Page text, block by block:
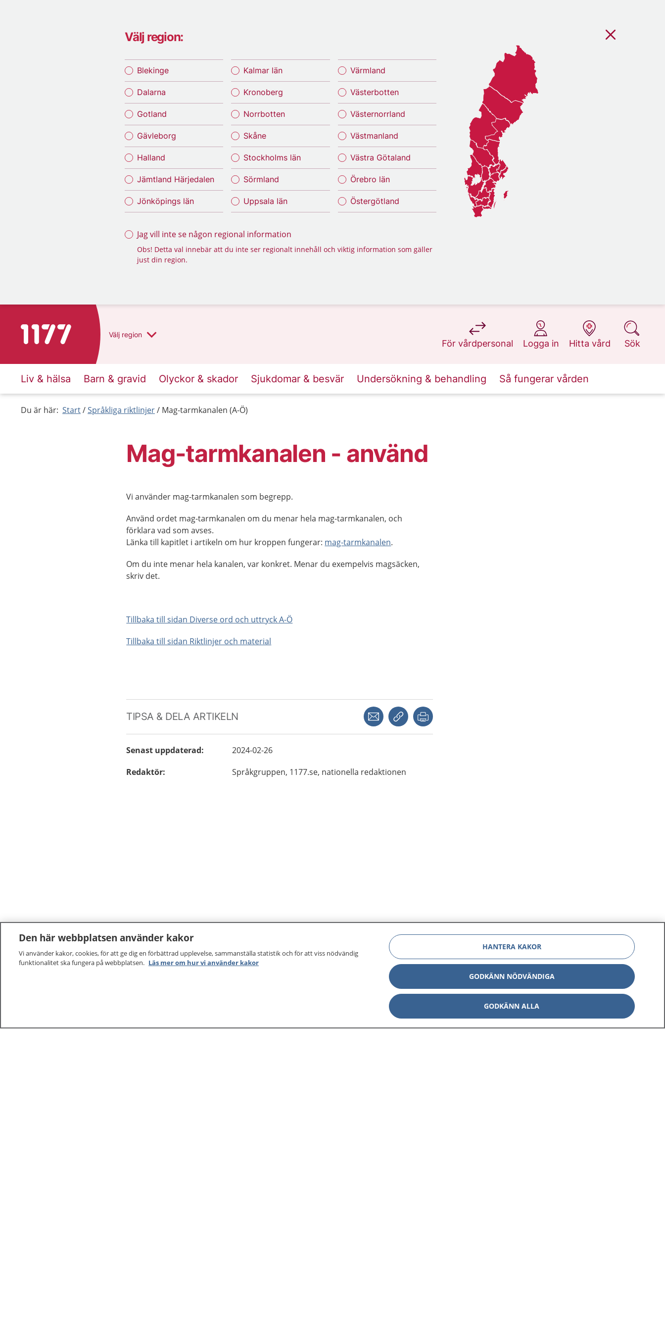
Välj region:
Blekinge
Dalarna
Gotland
Gävleborg
Halland
Jämtland Härjedalen
Jönköpings län
Kalmar län
Kronoberg
Norrbotten
Skåne
Stockholms län
Sörmland
Uppsala län
Värmland
Västerbotten
Västernorrland
Västmanland
Västra Götaland
Örebro län
Östergötland
Jag vill inte se någon regional information
Obs! Detta val innebär att du inte ser regionalt innehåll och viktig information som gäller
just din region.
Till startsidan för 1177 Välj region
För vårdpersonal
på 1177.se
Logga in
på 1177.se
Hitta vård
på 1177.se
Sök
på 1177.se
Liv & hälsa Barn & gravid Olyckor & skador Sjukdomar & besvär Undersökning & behandling Så fungerar vården
Du är här: Start Språkliga riktlinjer Mag-tarmkanalen (A-Ö)
Mag-tarmkanalen - använd
Vi använder mag-tarmkanalen som begrepp.
Använd ordet mag-tarmkanalen om du menar hela mag-tarmkanalen, och
förklara vad som avses.
Länka till kapitlet i artikeln om hur kroppen fungerar: mag-tarmkanalen.
Om du inte menar hela kanalen, var konkret. Menar du exempelvis magsäcken,
skriv det.
Tillbaka till sidan Diverse ord och uttryck A-Ö
Tillbaka till sidan Riktlinjer och material
TIPSA & DELA ARTIKELN Dela via mejlKopiera länk
Senast uppdaterad:
2024-02-26
Redaktör: Språkgruppen, 1177.se, nationella redaktionen
Den här webbplatsen använder kakor
Vi använder kakor, cookies, för att ge dig en förbättrad upplevelse, sammanställa statistik och för att viss nödvändig
funktionalitet ska fungera på webbplatsen. Läs mer om hur vi använder kakor
HANTERA KAKOR
GODKÄNN NÖDVÄNDIGA
GODKÄNN ALLA